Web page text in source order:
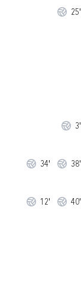
25'
3'
34' 38'
12' 40'